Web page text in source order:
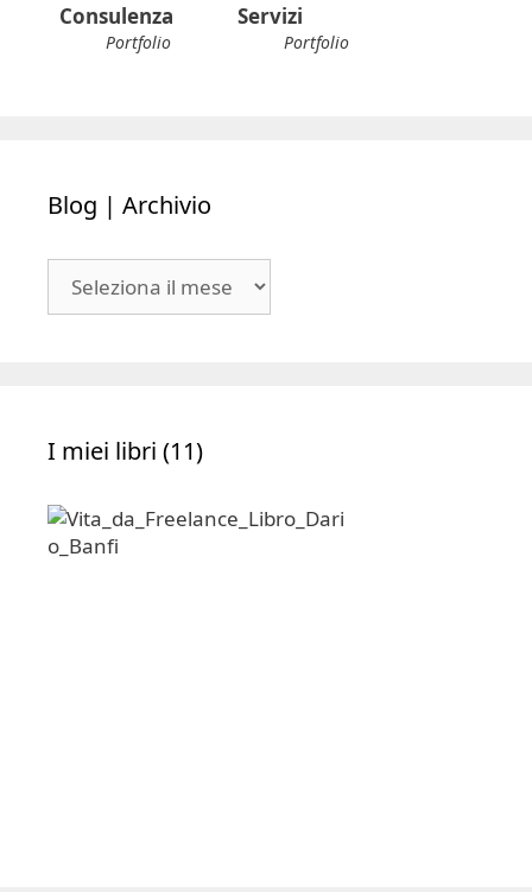
Consulenza
Portfolio
Servizi
Portfolio
Blog | Archivio
I miei libri (11)